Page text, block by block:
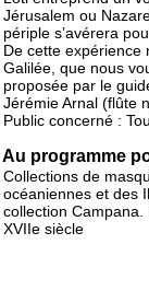
Jérusalem ou
périple s’avérera
De cette expérience
Galilée, que nous
proposée par le
Jérémie Arnal (flûte
Public concerné :
Au programme
Collections de
océaniennes et des
collection Campana.
XVIIe siècle